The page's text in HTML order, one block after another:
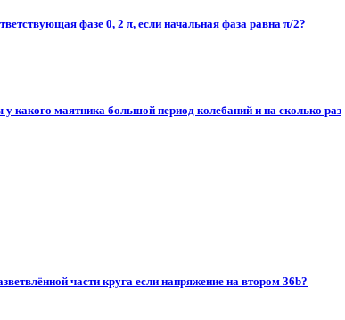
фазе 0, 2 π, если начальная фаза равна π/2?
какого маятника большой период колебаний и на сколько раз
части круга если напряжение на втором 36b?